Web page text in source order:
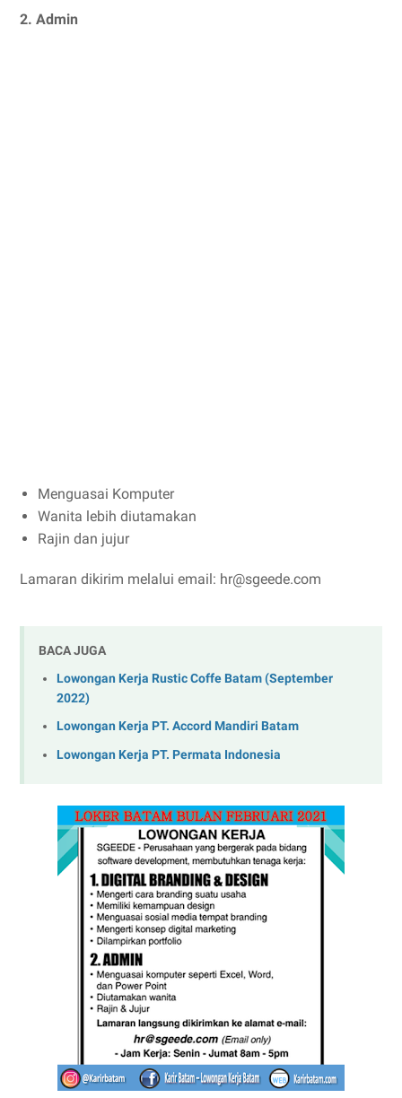
2. Admin
Menguasai Komputer
Wanita lebih diutamakan
Rajin dan jujur
Lamaran dikirim melalui email: hr@sgeede.com
BACA JUGA
Lowongan Kerja Rustic Coffe Batam (September
2022)
Lowongan Kerja PT. Accord Mandiri Batam
Lowongan Kerja PT. Permata Indonesia